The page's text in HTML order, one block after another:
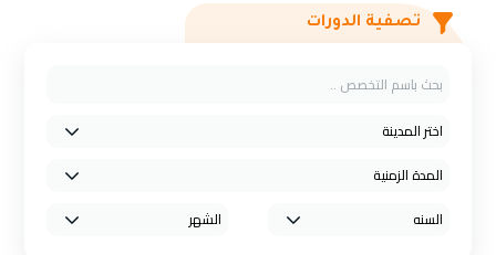
تصفية الدورات